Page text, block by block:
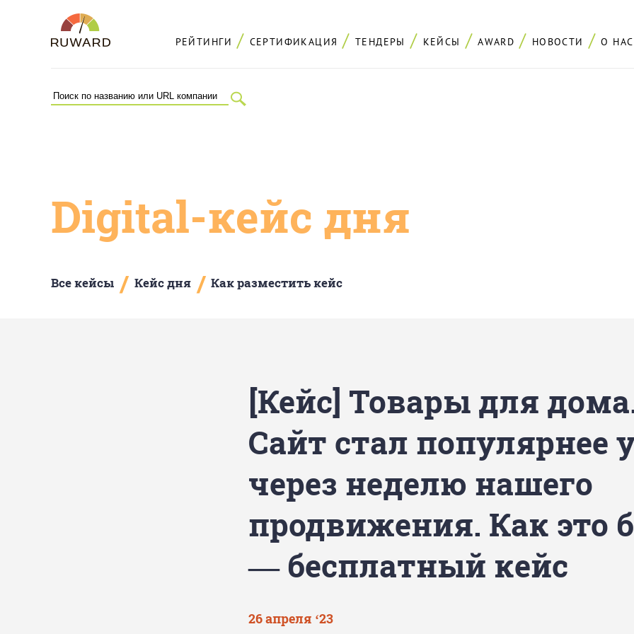
РЕЙТИНГИ СЕРТИФИКАЦИЯ ТЕНДЕРЫ КЕЙСЫ AWARD НОВОСТИ О НАС
Digital-кейс дня
Все кейсы / Кейс дня / Как разместить кейс
[Кейс] Товары для
Сайт стал популярнее
через неделю нашего
продвижения. Как это
— бесплатный кейс
26 апреля ‘23